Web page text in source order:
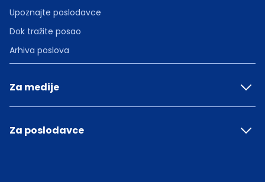
Upoznajte poslodavce
Dok tražite posao
Arhiva poslova
Za medije
Za poslodavce